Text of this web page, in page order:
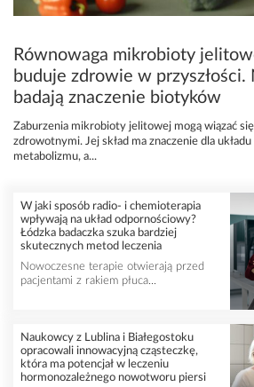
Równowaga mikrobioty
buduje zdrowie w przyszłości.
badają znaczenie biotyków
Zaburzenia mikrobioty jelitowej mogą wiązać
zdrowotnymi. Jej skład ma znaczenie dla
metabolizmu, a...
W jaki sposób radio- i chemioterapia
wpływają na układ odpornościowy?
Łódzka badaczka szuka bardziej
skutecznych metod leczenia
Nowoczesne terapie otwierają przed
pacjentami z rakiem płuca...
Naukowcy z Lublina i Białegostoku
opracowali innowacyjną cząsteczkę,
która ma potencjał w leczeniu
hormonozależnego nowotworu piersi